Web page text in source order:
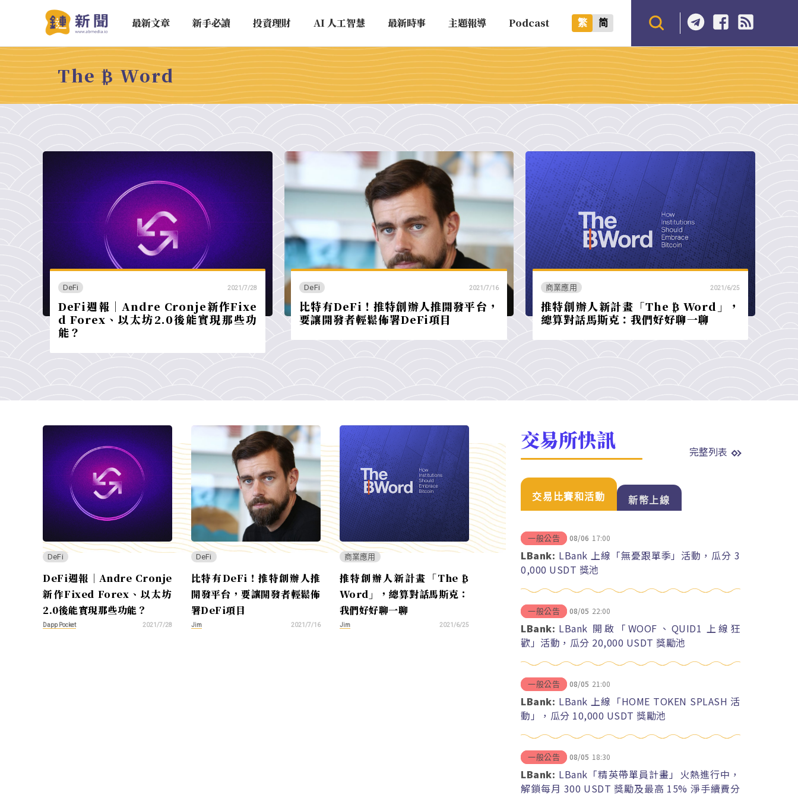
最新文章 新手必讀 投資理財 AI 人工智慧 最新時事 主題報導 Podcast 繁 简
The ₿ Word
DeFi 2021/7/28
DeFi‌週報｜Andre Cronje新作Fixe
d Forex、以太坊2.0後能實現那些功
能？
DeFi 2021/7/16
比特有DeFi！推特創辦人推開發平台，
要讓開發者輕鬆佈署DeFi項目
商業應用 2021/6/25
推特創辦人新計畫「The ₿ Word」，
總算對話馬斯克：我們好好聊一聊
DeFi
DeFi‌週報｜Andre Cronje
新作Fixed Forex、以太坊
2.0後能實現那些功能？
Dapp Pocket 2021/7/28
DeFi
比特有DeFi！推特創辦人推
開發平台，要讓開發者輕鬆佈
署DeFi項目
Jim 2021/7/16
商業應用
推特創辦人新計畫「The ₿
Word」，總算對話馬斯克：
我們好好聊一聊
Jim 2021/6/25
交易所快訊 完整列表
交易比賽和活動 新幣上線
一般公告 08/06 17:00
LBank: LBank 上線「無憂跟單季」活動，瓜分 3
0,000 USDT 獎池
一般公告 08/05 22:00
LBank: LBank 開啟「WOOF、QUID1 上線狂
歡」活動，瓜分 20,000 USDT 獎勵池
一般公告 08/05 21:00
LBank: LBank 上線「HOME TOKEN SPLASH 活
動」，瓜分 10,000 USDT 獎勵池
一般公告 08/05 18:30
LBank: LBank「精英帶單員計畫」火熱進行中，
解鎖每月 300 USDT 獎勵及最高 15% 淨手續費分